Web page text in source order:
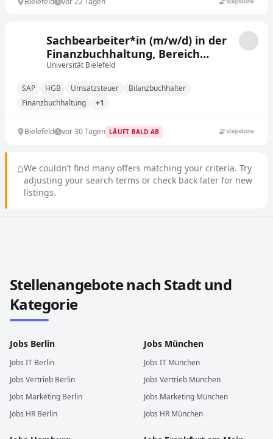
Sachbearbeiter*in (m/w/d) in der
Finanzbuchhaltung, Bereich
Hauptbuchhaltung und Steuern
Universität Bielefeld
SAP HGB Umsatzsteuer
Bilanzbuchhalter
Finanzbuchhaltung
+1
Bielefeld vor 30 Tagen LÄUFT BALD AB
We couldn’t find many offers matching your criteria. Try
adjusting your search terms or check back later for new
listings.
Stellenangebote nach Stadt und
Kategorie
Jobs Berlin
Jobs IT Berlin
Jobs Vertrieb Berlin
Jobs Marketing Berlin
Jobs HR Berlin
Jobs München
Jobs IT München
Jobs Vertrieb München
Jobs Marketing München
Jobs HR München